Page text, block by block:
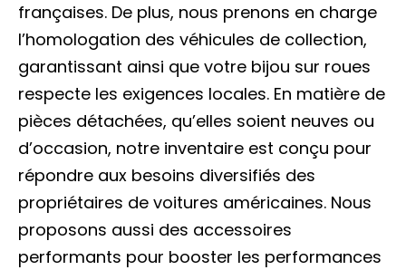
françaises. De plus, nous prenons en charge
l’homologation des véhicules de collection,
garantissant ainsi que votre bijou sur roues
respecte les exigences locales. En matière de
pièces détachées, qu’elles soient neuves ou
d’occasion, notre inventaire est conçu pour
répondre aux besoins diversifiés des
propriétaires de voitures américaines. Nous
proposons aussi des accessoires
performants pour booster les performances